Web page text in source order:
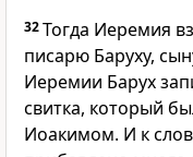
32Тогда Иеремия
писарю Баруху,
Иеремии Барух
свитка, который
Иоакимом. И к